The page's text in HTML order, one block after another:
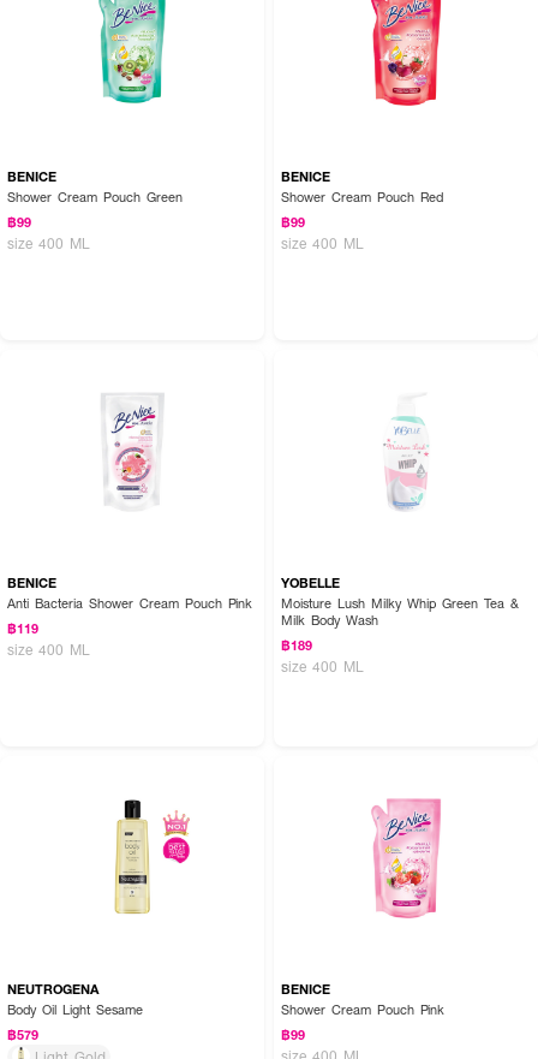
BENICE
Shower Cream Pouch Green
฿99
size 400 ML
BENICE
Shower Cream Pouch Red
฿99
size 400 ML
BENICE
Anti Bacteria Shower Cream Pouch Pink
฿119
size 400 ML
YOBELLE
Moisture Lush Milky Whip Green Tea &
Milk Body Wash
฿189
size 400 ML
NEUTROGENA
Body Oil Light Sesame
฿579
BENICE
Shower Cream Pouch Pink
฿99
size 400 ML